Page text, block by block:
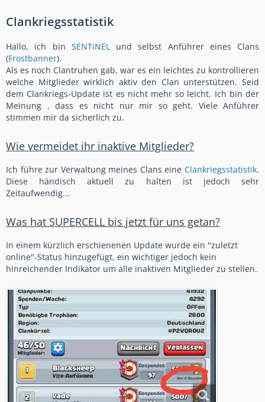
Clankriegsstatistik
Hallo, ich bin SENTiNELund selbst Anführer eines Clans
(Frostbanner).
Als es noch Clantruhen gab, war es ein leichtes zu kontrollieren
welche Mitglieder wirklich aktiv den Clan unterstützen. Seid
dem Clankriegs-Update ist es nicht mehr so leicht. Ich bin der
Meinung , dass es nicht nur mir so geht. Viele Anführer
stimmen mir da sicherlich zu.
Wie vermeidet ihr inaktive Mitglieder?
Ich führe zur Verwaltung meines Clans eine Clankriegsstatistik.
Diese händisch aktuell zu halten ist jedoch sehr
Zeitaufwendig...
Was hat SUPERCELL bis jetzt für uns getan?
In einem kürzlich erschienenen Update wurde ein "zuletzt
online"-Status hinzugefügt, ein wichtiger jedoch kein
hinreichender Indikator um alle inaktiven Mitglieder zu stellen.